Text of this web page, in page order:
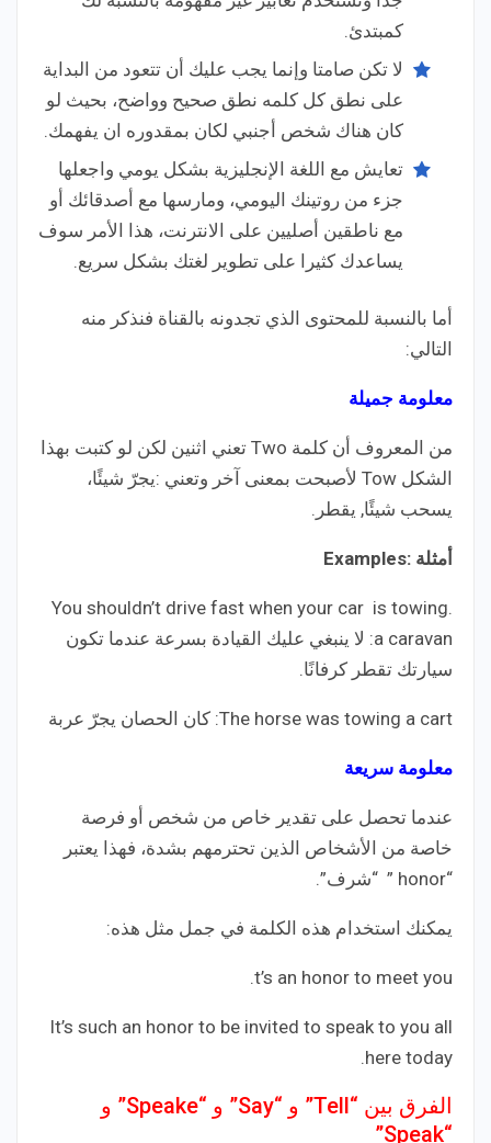
كمبتدئ.
لا تكن صامتا وإنما يجب عليك أن تتعود من البداية
على نطق كل كلمه نطق صحيح وواضح، بحيث لو
كان هناك شخص أجنبي لكان بمقدوره ان يفهمك.
تعايش مع اللغة الإنجليزية بشكل يومي واجعلها
جزء من روتينك اليومي، ومارسها مع أصدقائك أو
مع ناطقين أصليين على الانترنت، هذا الأمر سوف
يساعدك كثيرا على تطوير لغتك بشكل سريع.
أما بالنسبة للمحتوى الذي تجدونه بالقناة فنذكر منه
التالي:
معلومة جميلة
من المعروف أن كلمة Two تعني اثنين لكن لو كتبت بهذا
الشكل Tow لأصبحت بمعنى آخر وتعني :يجرّ شيئًا،
يسحب شيئًا, يقطر.
أمثلة :Examples
.You shouldn’t drive fast when your car is towing
a caravan: لا ينبغي عليك القيادة بسرعة عندما تكون
سيارتك تقطر كرفانًا.
The horse was towing a cart: كان الحصان يجرّ عربة
‏معلومة سريعة
عندما تحصل على تقدير خاص من شخص أو فرصة
خاصة من الأشخاص الذين تحترمهم بشدة، فهذا يعتبر
“honor ” “شرف”.
يمكنك استخدام هذه الكلمة في جمل مثل هذه:
t’s an honor to meet you.
It’s such an honor to be invited to speak to you all
here today.
الفرق بين “Tell” و “Say” و “Speake” و
“Speak”